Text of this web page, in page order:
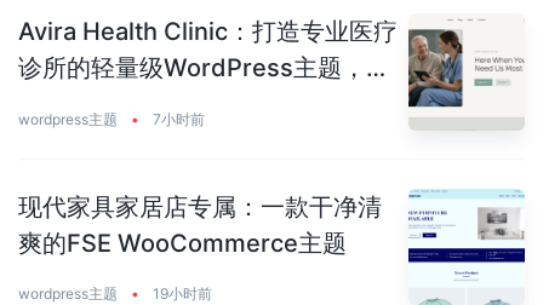
Avira Health Clinic：打造专业医疗
诊所的轻量级WordPress主题，让
wordpress主题 • 7小时前
现代家具家居店专属：一款干净清
爽的FSE WooCommerce主题
wordpress主题 • 19小时前